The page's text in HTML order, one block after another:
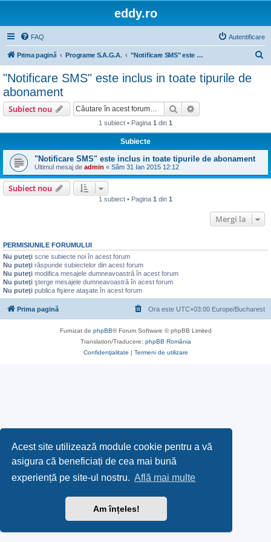
Acest site utilizează module cookie pentru a vă
asigura că beneficiați de cea mai bună
experiență pe site-ul nostru. Află mai multe
Am înțeles!
eddy.ro
FAQ Autentificare
Prima pagină Programe S.A.G.A. "Notificare SMS" este inclus in toate tipurile de abonament
"Notificare SMS" este inclus in toate tipurile de
abonament
Subiect nou Căutare
1 subiect • Pagina 1 din 1
Subiecte
"Notificare SMS" este inclus in toate tipurile de abonament
Ultimul mesaj de admin « Sâm 31 Ian 2015 12:12
Subiect nou
1 subiect • Pagina 1 din 1
Mergi la
PERMISIUNILE FORUMULUI
Nu puteţi scrie subiecte noi în acest forum
Nu puteţi răspunde subiectelor din acest forum
Nu puteţi modifica mesajele dumneavoastră în acest forum
Nu puteţi şterge mesajele dumneavoastră în acest forum
Nu puteţi publica fişiere ataşate în acest forum
Prima pagină Ora este UTC+03:00 Europe/Bucharest
Furnizat de phpBB® Forum Software © phpBB Limited
Translation/Traducere: phpBB România
Confidenţialitate | Termeni de utilizare